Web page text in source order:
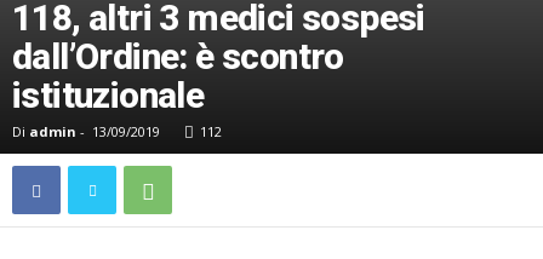
118, altri 3 medici sospesi
dall’Ordine: è scontro
istituzionale
Di admin - 13/09/2019 112